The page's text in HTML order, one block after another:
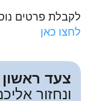
לקבלת פרטים
לחצו כאן
צעד
ונחזור